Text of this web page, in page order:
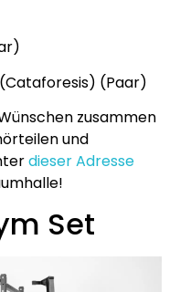
(Paar)
zusammen
und
dieser Adresse
Set